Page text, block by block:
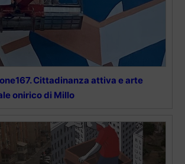
Cittadinanza attiva e arte
onirico di Millo